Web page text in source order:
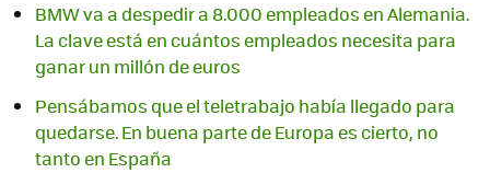
BMW va a despedir a 8.000 empleados en Alemania.
La clave está en cuántos empleados necesita para
ganar un millón de euros
Pensábamos que el teletrabajo había llegado para
quedarse. En buena parte de Europa es cierto, no
tanto en España